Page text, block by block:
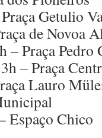
Getulio
de Novoa
– Praça Pedro
– Praça
Lauro
Espaço Chico